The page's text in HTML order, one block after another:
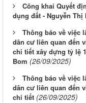
Công khai Quyết
dụng đất - Nguyễn Thị
Thông báo về việc
dân cư liên quan đến
chi tiết xây dựng tỷ lệ
Bom (26/09/2025)
Thông báo về việc
dân cư liên quan đến
chi tiết (26/09/2025)